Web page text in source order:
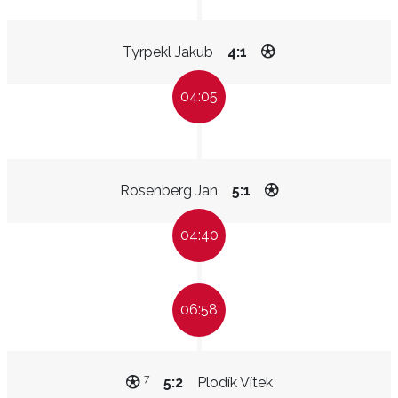
Tyrpekl Jakub 4:1
04:05
Rosenberg Jan 5:1
04:40
06:58
Plodík Vítek
5:2
7